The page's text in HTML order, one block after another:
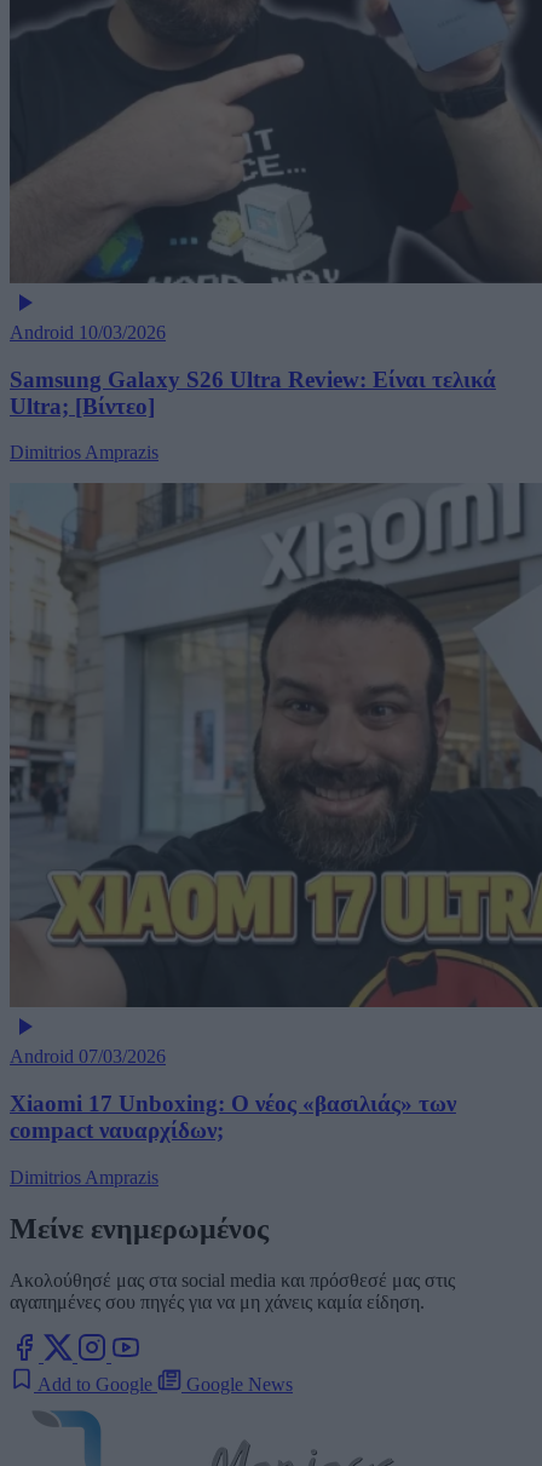
Android 10/03/2026
Samsung Galaxy S26 Ultra Review: Είναι τελικά
Ultra; [Βίντεο]
Dimitrios Amprazis
Android 07/03/2026
Xiaomi 17 Unboxing: Ο νέος «βασιλιάς» των
compact ναυαρχίδων;
Dimitrios Amprazis
Μείνε ενημερωμένος
Ακολούθησέ μας στα social media και πρόσθεσέ μας στις
αγαπημένες σου πηγές για να μη χάνεις καμία είδηση.
Add to Google Google News